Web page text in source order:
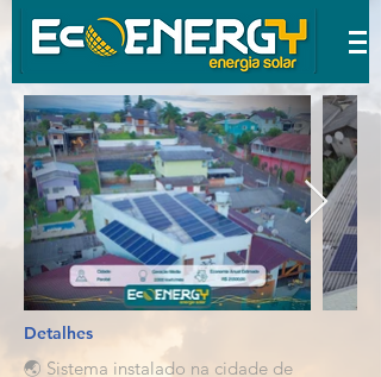
Detalhes
🌏 Sistema instalado na cidade de